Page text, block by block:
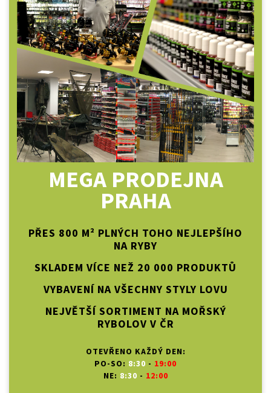
MEGA PRODEJNA
PRAHA
PŘES 800 M² PLNÝCH TOHO NEJLEPŠÍHO
NA RYBY
SKLADEM VÍCE NEŽ 20 000 PRODUKTŮ
VYBAVENÍ NA VŠECHNY STYLY LOVU
NEJVĚTŠÍ SORTIMENT NA MOŘSKÝ
RYBOLOV V ČR
OTEVŘENO KAŽDÝ DEN:
PO-SO: 8:30 - 19:00
NE: 8:30 - 12:00